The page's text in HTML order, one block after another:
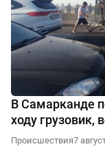
В Самарканде
ходу грузовик,
Происшествия7